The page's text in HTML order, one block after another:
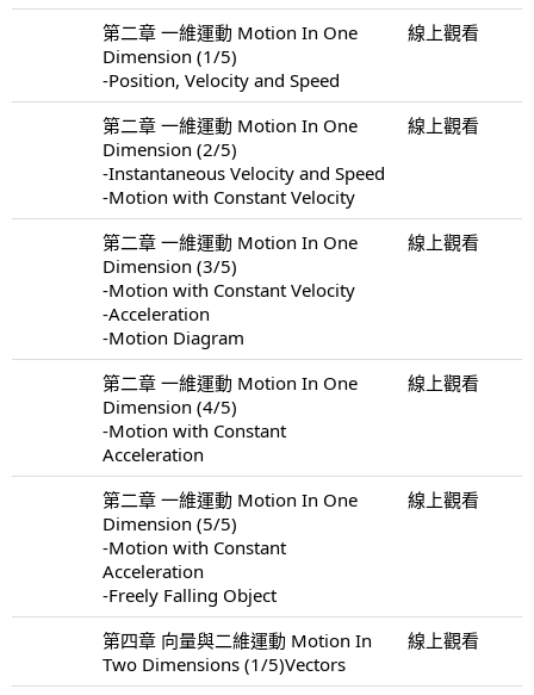
第二章 一維運動 Motion In One
Dimension (1/5)
-Position, Velocity and Speed
線上觀看
第二章 一維運動 Motion In One
Dimension (2/5)
-Instantaneous Velocity and Speed
-Motion with Constant Velocity
線上觀看
第二章 一維運動 Motion In One
Dimension (3/5)
-Motion with Constant Velocity
-Acceleration
-Motion Diagram
線上觀看
第二章 一維運動 Motion In One
Dimension (4/5)
-Motion with Constant
Acceleration
線上觀看
第二章 一維運動 Motion In One
Dimension (5/5)
-Motion with Constant
Acceleration
-Freely Falling Object
線上觀看
第四章 向量與二維運動 Motion In
Two Dimensions (1/5)Vectors
線上觀看